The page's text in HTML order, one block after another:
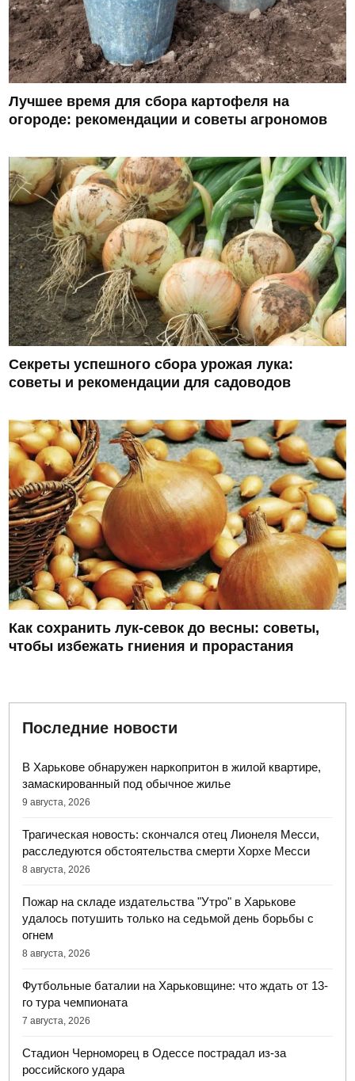
Лучшее время для сбора картофеля на
огороде: рекомендации и советы агрономов
Секреты успешного сбора урожая лука:
советы и рекомендации для садоводов
Как сохранить лук-севок до весны: советы,
чтобы избежать гниения и прорастания
Последние новости
В Харькове обнаружен наркопритон в жилой квартире,
замаскированный под обычное жилье
9 августа, 2026
Трагическая новость: скончался отец Лионеля Месси,
расследуются обстоятельства смерти Хорхе Месси
8 августа, 2026
Пожар на складе издательства "Утро" в Харькове
удалось потушить только на седьмой день борьбы с
огнем
8 августа, 2026
Футбольные баталии на Харьковщине: что ждать от 13-
го тура чемпионата
7 августа, 2026
Стадион Черноморец в Одессе пострадал из-за
российского удара